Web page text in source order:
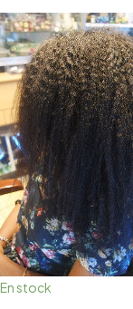
En stock